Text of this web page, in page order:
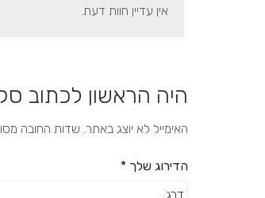
אין עדיין חוות דעת.
היה הראשון לכתוב
האימייל לא יוצג באתר. שדות החובה
הדירוג שלך *